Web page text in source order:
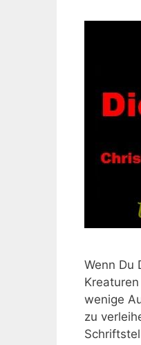
Wenn Du
wenige
zu